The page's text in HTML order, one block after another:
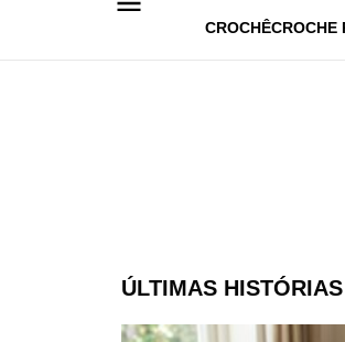
CROCHÊCROCHE
ÚLTIMAS HISTÓRIAS